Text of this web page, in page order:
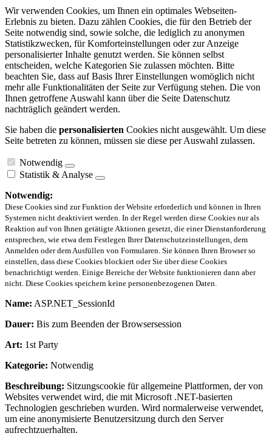
Wir verwenden Cookies, um Ihnen ein optimales Webseiten-
Erlebnis zu bieten. Dazu zählen Cookies, die für den Betrieb der
Seite notwendig sind, sowie solche, die lediglich zu anonymen
Statistikzwecken, für Komforteinstellungen oder zur Anzeige
personalisierter Inhalte genutzt werden. Sie können selbst
entscheiden, welche Kategorien Sie zulassen möchten. Bitte
beachten Sie, dass auf Basis Ihrer Einstellungen womöglich nicht
mehr alle Funktionalitäten der Seite zur Verfügung stehen. Die von
Ihnen getroffene Auswahl kann über die Seite Datenschutz
nachträglich geändert werden.
Sie haben die personalisierten Cookies nicht ausgewählt. Um diese
Seite betreten zu können, müssen sie diese per Auswahl zulassen.
Notwendig
Statistik & Analyse
Notwendig:
Diese Cookies sind zur Funktion der Website erforderlich und können in Ihren
Systemen nicht deaktiviert werden. In der Regel werden diese Cookies nur als
Reaktion auf von Ihnen getätigte Aktionen gesetzt, die einer Dienstanforderung
entsprechen, wie etwa dem Festlegen Ihrer Datenschutzeinstellungen, dem
Anmelden oder dem Ausfüllen von Formularen. Sie können Ihren Browser so
einstellen, dass diese Cookies blockiert oder Sie über diese Cookies
benachrichtigt werden. Einige Bereiche der Website funktionieren dann aber
nicht. Diese Cookies speichern keine personenbezogenen Daten.
Name: ASP.NET_SessionId
Dauer: Bis zum Beenden der Browsersession
Art: 1st Party
Kategorie: Notwendig
Beschreibung: Sitzungscookie für allgemeine Plattformen, der von
Websites verwendet wird, die mit Microsoft .NET-basierten
Technologien geschrieben wurden. Wird normalerweise verwendet,
um eine anonymisierte Benutzersitzung durch den Server
aufrechtzuerhalten.